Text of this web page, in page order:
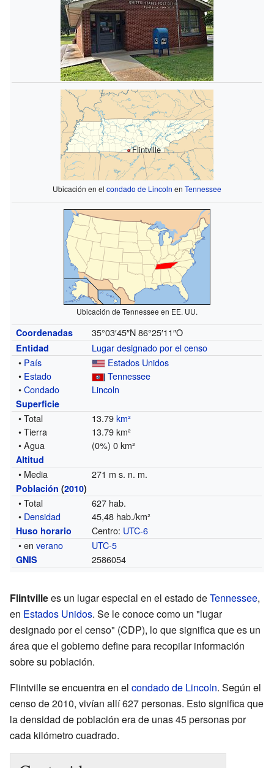
Flintville
Ubicación en el condado de Lincoln en Tennessee
Ubicación de Tennessee en EE. UU.
Coordenadas 35°03′45″N 86°25′11″O
Entidad
Lugar designado por el censo
• País
Estados Unidos
• Estado
Tennessee
•Condado Lincoln
Superficie
• Total 13.79km²
• Tierra
13.79 km²
• Agua
(0%) 0 km²
Altitud
• Media 271 m s. n. m.
Población (2010)
• Total
627 hab.
• Densidad 45,48 hab./km²
Huso horario Centro: UTC-6
• enverano UTC-5
GNIS 2586054
Flintvillees un lugar especial en el estado deTennessee,
en Estados Unidos. Se le conoce como un "lugar
designado por el censo" (CDP), lo que significa que es un
área que el gobierno define para recopilar información
sobre su población.
Flintville se encuentra en el condado de Lincoln. Según el
censo de 2010, vivían allí 627 personas. Esto significa que
la densidad de población era de unas 45 personas por
cada kilómetro cuadrado.